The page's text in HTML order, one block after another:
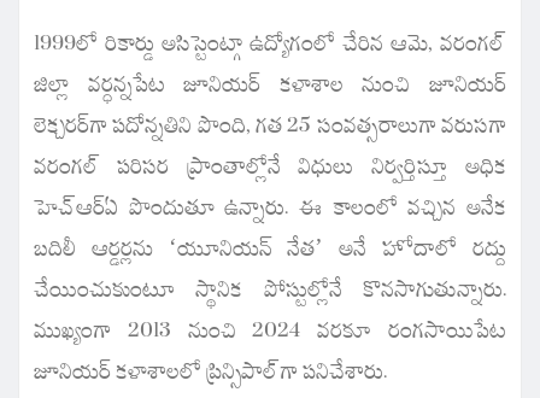
1999లో రికార్డు అసిస్టెంట్గా ఉద్యోగంలో చేరిన ఆమె, వరంగల్
జిల్లా వర్ధన్నపేట జూనియర్ కళాశాల నుంచి జూనియర్
లెక్చరర్‌గా పదోన్నతిని పొంది, గత 25 సంవత్సరాలుగా వరుసగా
వరంగల్ పరిసర ప్రాంతాల్లోనే విధులు నిర్వర్తిస్తూ అధిక
హెచ్ఆర్ఏ పొందుతూ ఉన్నారు. ఈ కాలంలో వచ్చిన అనేక
బదిలీ ఆర్డర్లను ‘యూనియన్ నేత’ అనే హోదాలో రద్దు
చేయించుకుంటూ స్థానిక పోస్టుల్లోనే కొనసాగుతున్నారు.
ముఖ్యంగా 2013 నుంచి 2024 వరకూ రంగసాయిపేట
జూనియర్ కళాశాలలో ప్రిన్సిపాల్‌గా పనిచేశారు.